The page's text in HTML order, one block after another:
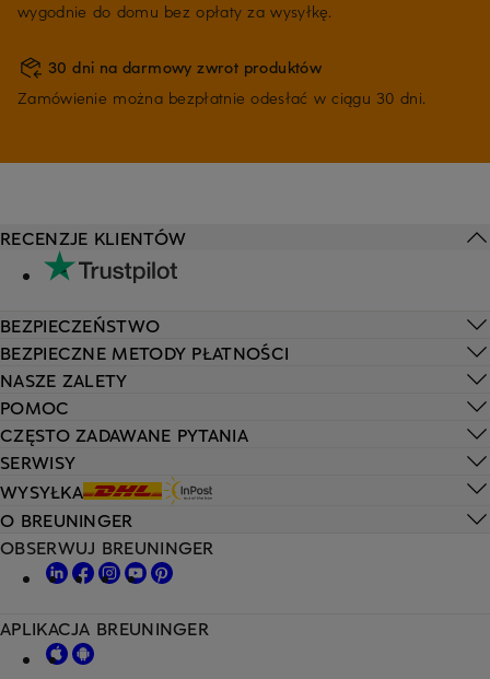
wygodnie do domu bez opłaty za wysyłkę.
30 dni na darmowy zwrot produktów
Zamówienie można bezpłatnie odesłać w ciągu 30 dni.
POMOC
CZĘSTO ZADAWANE PYTANIA
SERWISY
WYSYŁKA
RECENZJE KLIENTÓW
BEZPIECZEŃSTWO
BEZPIECZNE METODY PŁATNOŚCI
NASZE ZALETY
O BREUNINGER
OBSERWUJ BREUNINGER
APLIKACJA BREUNINGER